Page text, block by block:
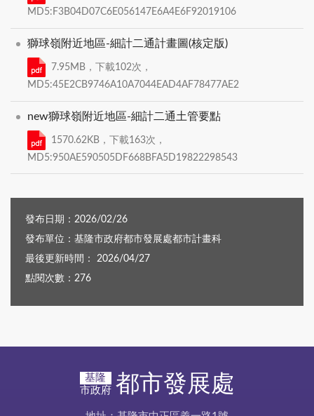
MD5:F3B04D07C6E056147E6A4E6F92019106
獅球嶺附近地區-細計二通計畫圖(核定版)
7.95MB，下載102次，
MD5:45E2CB9746A10A7044EAD4AF78477AE2
new獅球嶺附近地區-細計二通土管要點
1570.62KB，下載163次，
MD5:950AE590505DF668BFA5D19822298543
發布日期：2026/02/26
發布單位：基隆市政府都市發展處都市計畫科
最後更新時間： 2026/04/27
點閱次數：276
基隆
市政府 都市發展處